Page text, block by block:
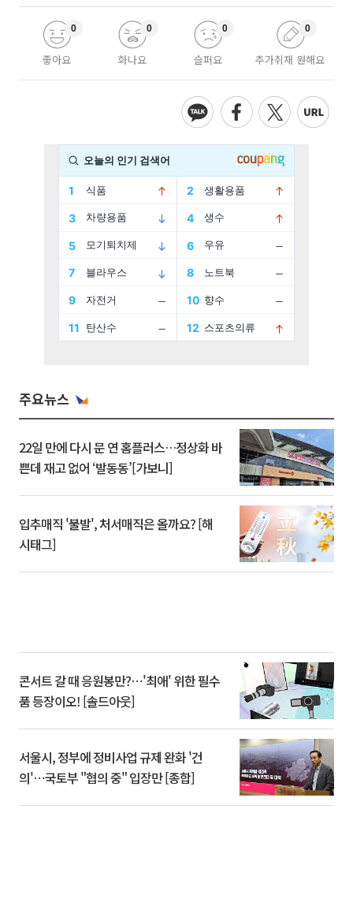
좋아요
0
화나요
0
슬퍼요
0
추가취재 원해요
0
주요뉴스
22일 만에 다시 문 연 홈플러스…정상화 바
쁜데 재고 없어 ‘발동동’[가보니]
입추매직 '불발', 처서매직은 올까요? [해
시태그]
콘서트 갈 때 응원봉만?⋯'최애' 위한 필수
품 등장이오! [솔드아웃]
서울시, 정부에 정비사업 규제 완화 '건
의'⋯국토부 "협의 중" 입장만 [종합]